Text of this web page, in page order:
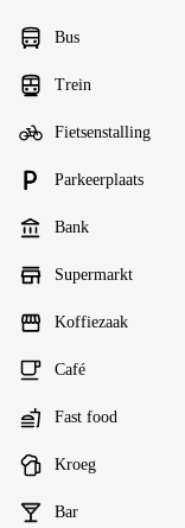
Bus
Trein
Fietsenstalling
Parkeerplaats
Bank
Supermarkt
Koffiezaak
Café
Fast food
Kroeg
Bar